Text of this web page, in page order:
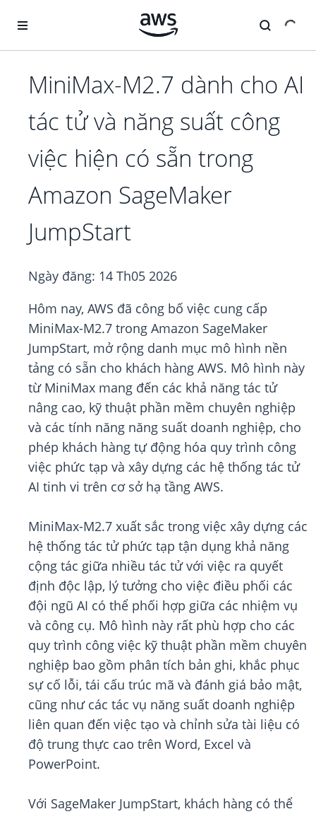
MiniMax-M2.7 dành cho AI
tác tử và năng suất công
việc hiện có sẵn trong
Amazon SageMaker
JumpStart
Ngày đăng: 14 Th05 2026
Hôm nay, AWS đã công bố việc cung cấp
MiniMax-M2.7 trong Amazon SageMaker
JumpStart, mở rộng danh mục mô hình nền
tảng có sẵn cho khách hàng AWS. Mô hình này
từ MiniMax mang đến các khả năng tác tử
nâng cao, kỹ thuật phần mềm chuyên nghiệp
và các tính năng năng suất doanh nghiệp, cho
phép khách hàng tự động hóa quy trình công
việc phức tạp và xây dựng các hệ thống tác tử
AI tinh vi trên cơ sở hạ tầng AWS.
MiniMax-M2.7 xuất sắc trong việc xây dựng các
hệ thống tác tử phức tạp tận dụng khả năng
cộng tác giữa nhiều tác tử với việc ra quyết
định độc lập, lý tưởng cho việc điều phối các
đội ngũ AI có thể phối hợp giữa các nhiệm vụ
và công cụ. Mô hình này rất phù hợp cho các
quy trình công việc kỹ thuật phần mềm chuyên
nghiệp bao gồm phân tích bản ghi, khắc phục
sự cố lỗi, tái cấu trúc mã và đánh giá bảo mật,
cũng như các tác vụ năng suất doanh nghiệp
liên quan đến việc tạo và chỉnh sửa tài liệu có
độ trung thực cao trên Word, Excel và
PowerPoint.
Với SageMaker JumpStart, khách hàng có thể